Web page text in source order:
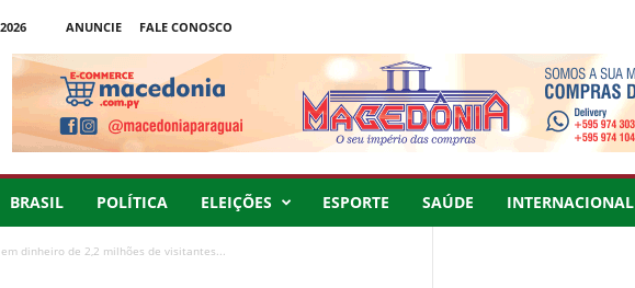
ANUNCIE
FALE CONOSCO
BRASIL POLÍTICA ELEIÇÕES ESPORTE SAÚDE INTERNACIONAL
dinheiro de 2,2 milhões de visitantes...